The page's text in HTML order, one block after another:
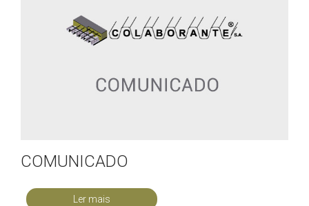
COMUNICADO
Ler mais